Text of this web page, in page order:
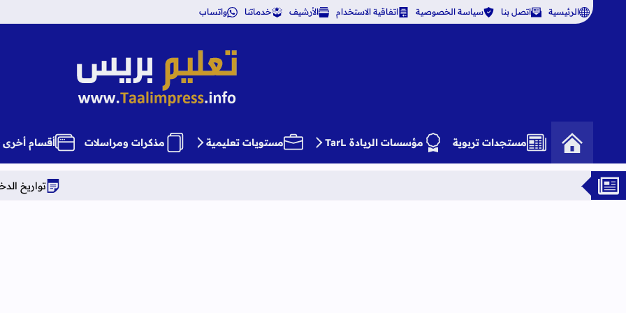
الرئيسية اتصل بنا سياسة الخصوصية اتفاقية الاستخدام الأرشيف خدماتنا واتساب
تعليم بريس TaalimPress
مستجدات تربوية مؤسسات الريادة TarL مستويات تعليمية مذكرات ومراسلات أقسام أخرى
تواريخ الدخول المدرسي برسم